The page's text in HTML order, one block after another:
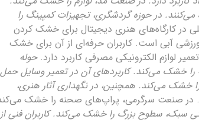
در حوزه گردشگری، تجهیزات کمپینگ را
آبگیر58*78 ترتل اصلی در کارگاه‌های هنری دیجیتال برای خشک کردن
آبی است. کاربران حرفه‌ای از آن برای خشک
لوازم الکترونیکی مصرفی کاربرد دارد.حوله
را خشک می‌کند. کاربردهای آن در تعمیر وسایل
خشک می‌کند. همچنین، در نگهداری آثار هنری،
کاربرد دارد. در صنعت سرگرمی، پراپ‌های صحنه را خشک
در عملیات صنعتی سبک، سطوح بزرگ را خشک می‌کند. کاربران فنی از